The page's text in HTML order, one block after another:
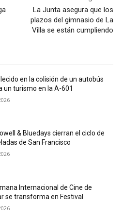
La Junta asegura que los
plazos del gimnasio de La
Villa se están cumpliendo
en la colisión de un autobús
un turismo en la A-601
& Bluedays cierran el ciclo de
de San Francisco
Internacional de Cine de
se transforma en Festival